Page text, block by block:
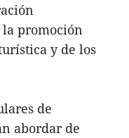
promoción
y de los
de
abordar de